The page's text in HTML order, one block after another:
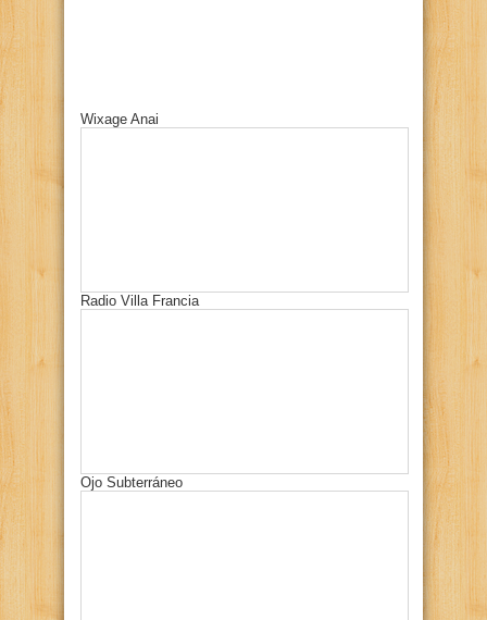
Wixage Anai
Radio Villa Francia
Ojo Subterráneo